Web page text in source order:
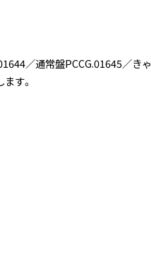
／通常盤PCCG.01645／きゃ
す。